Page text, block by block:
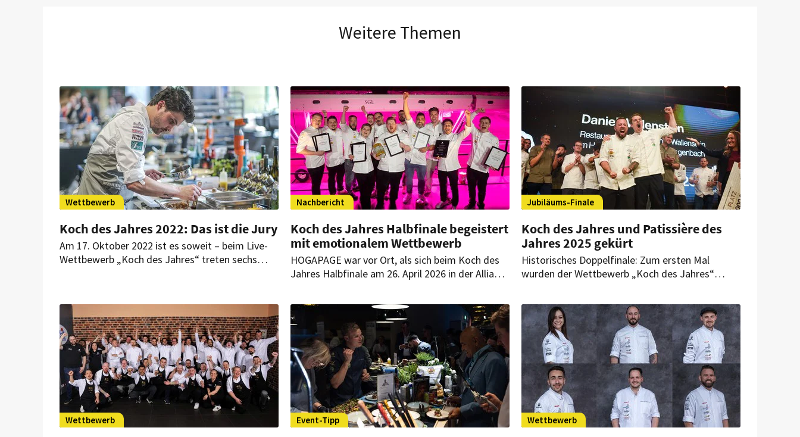
Weitere Themen
Wettbewerb
Koch des Jahres 2022: Das ist die Jury
Am 17. Oktober 2022 ist es soweit – beim Live-
Wettbewerb „Koch des Jahres“ treten sechs
der gefragtesten Spitzenköche und
Gastrokritiker der Welt überzeugen.
Nachbericht
Koch des Jahres Halbfinale begeistert
mit emotionalem Wettbewerb
HOGAPAGE war vor Ort, als sich beim Koch des
Jahres Halbfinale am 26. April 2026 in der Allianz
Kreativität drehte. 16 Talente kämpften um den
Einzug ins Finale – mit Gerichten, die ihre
persönliche Geschichte erzählen. Am Ende stehen
sechs Finalisten fest.
Jubiläums-Finale
Koch des Jahres und Patissière des
Jahres 2025 gekürt
Historisches Doppelfinale: Zum ersten Mal
wurden der Wettbewerb „Koch des Jahres“
ausgetragen. Die jeweiligen Sieger wurden nun
am 17. November 2025 in Essen gekürt.
Wettbewerb Event-Tipp Wettbewerb